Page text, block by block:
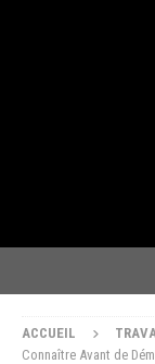
ACCUEIL
Connaître Avant de